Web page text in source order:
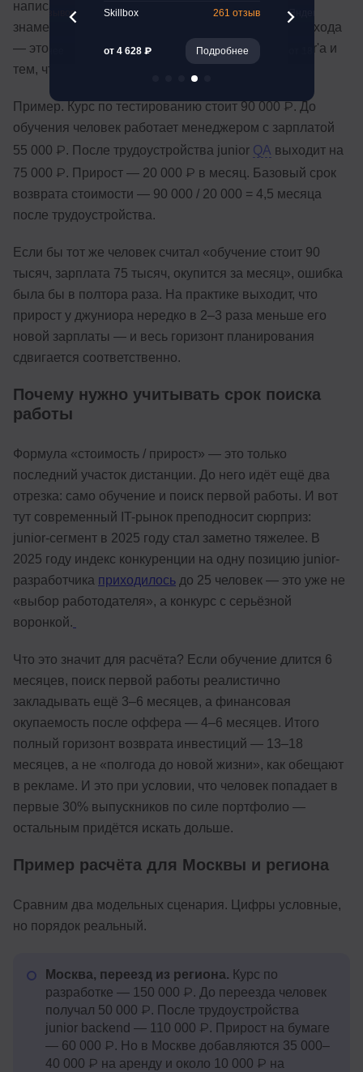
написано 144 000 ₽ за 24 месяца по 6 000 ₽, в
знаменатель идёт 144 000, а не 6 000. Прирост дохода
— это разница между ожидаемой зарплатой junior'а и
тем, что человек получает сейчас.
Пример. Курс по тестированию стоит 90 000 ₽. До
обучения человек работает менеджером с зарплатой
55 000 ₽. После трудоустройства junior QA выходит на
75 000 ₽. Прирост — 20 000 ₽ в месяц. Базовый срок
возврата стоимости — 90 000 / 20 000 = 4,5 месяца
после трудоустройства.
Если бы тот же человек считал «обучение стоит 90
тысяч, зарплата 75 тысяч, окупится за месяц», ошибка
была бы в полтора раза. На практике выходит, что
прирост у джуниора нередко в 2–3 раза меньше его
новой зарплаты — и весь горизонт планирования
сдвигается соответственно.
Почему нужно учитывать срок поиска
работы
Формула «стоимость / прирост» — это только
последний участок дистанции. До него идёт ещё два
отрезка: само обучение и поиск первой работы. И вот
тут современный IT-рынок преподносит сюрприз:
junior-сегмент в 2025 году стал заметно тяжелее. В
2025 году индекс конкуренции на одну позицию junior-
разработчика приходилось до 25 человек — это уже не
«выбор работодателя», а конкурс с серьёзной
воронкой.
Что это значит для расчёта? Если обучение длится 6
месяцев, поиск первой работы реалистично
закладывать ещё 3–6 месяцев, а финансовая
окупаемость после оффера — 4–6 месяцев. Итого
полный горизонт возврата инвестиций — 13–18
месяцев, а не «полгода до новой жизни», как обещают
в рекламе. И это при условии, что человек попадает в
первые 30% выпускников по силе портфолио —
остальным придётся искать дольше.
Пример расчёта для Москвы и региона
Сравним два модельных сценария. Цифры условные,
но порядок реальный.
Москва, переезд из региона. Курс по
разработке — 150 000 ₽. До переезда человек
получал 50 000 ₽. После трудоустройства
junior backend — 110 000 ₽. Прирост на бумаге
— 60 000 ₽. Но в Москве добавляются 35 000–
40 000 ₽ на аренду и около 10 000 ₽ на
65 отзывов
Подробнее
Skillbox 261 отзыв
от 4 628 ₽ Подробнее
Яндекс
от 18 500 ₽